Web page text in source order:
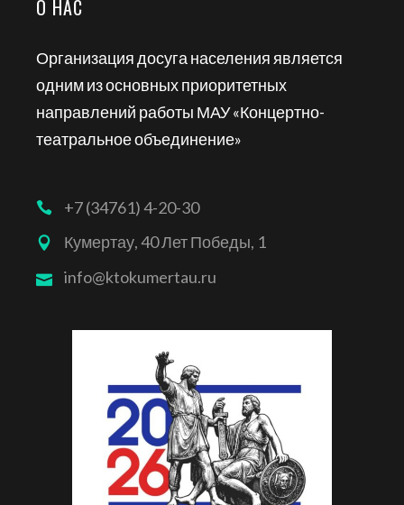
О НАС
Организация досуга населения является
одним из основных приоритетных
направлений работы МАУ «Концертно-
театральное объединение»
+7 (34761) 4-20-30
Кумертау, 40 Лет Победы, 1
info@ktokumertau.ru